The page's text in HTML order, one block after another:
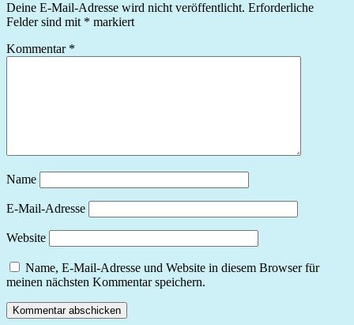
Deine E-Mail-Adresse wird nicht veröffentlicht. Erforderliche
Felder sind mit * markiert
Kommentar *
Name
E-Mail-Adresse
Website
Name, E-Mail-Adresse und Website in diesem Browser für
meinen nächsten Kommentar speichern.